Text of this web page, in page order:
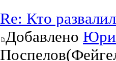
Re: Кто
Добавлено